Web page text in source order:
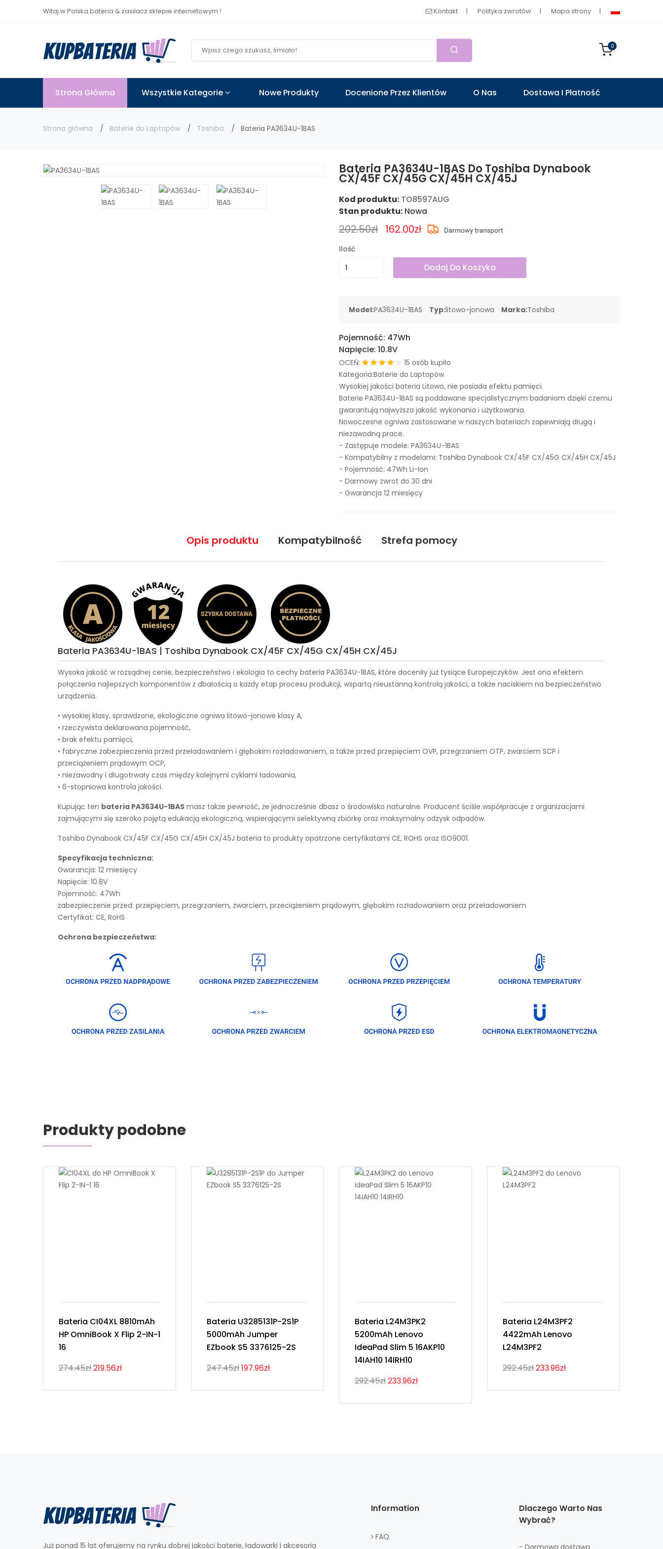
Witaj w Polska bateria & zasilacz sklepie internetowym ! Kontakt Polityka zwrotów Mapa strony
0
Strona Główna Wszystkie Kategorie Nowe Produkty Docenione Przez Klientów O Nas Dostawa I Płatność
Strona główna Baterie do Laptopów Toshiba Bateria PA3634U-1BAS
Bateria PA3634U-1BAS Do Toshiba Dynabook
CX/45F CX/45G CX/45H CX/45J
Kod produktu: TO8597AUG
Stan produktu: Nowa
202.50zł 162.00zł
Ilość
Dodaj Do Koszyka
Model:PA3634U-1BAS Typ:litowo-jonowa Marka:Toshiba
Pojemność: 47Wh
Napięcie: 10.8V
OCEŃ:
15 osób kupiło
Kategoria:Baterie do Laptopów
Wysokiej jakości bateria Litowo, nie posiada efektu pamięci.
Baterie PA3634U-1BAS są poddawane specjalistycznym badaniom dzięki czemu
gwarantują najwyższa jakość wykonania i użytkowania.
Nowoczesne ogniwa zastosowane w naszych bateriach zapewniają długą i
niezawodną prace.
- Zastępuje modele: PA3634U-1BAS
- Kompatybilny z modelami: Toshiba Dynabook CX/45F CX/45G CX/45H CX/45J
- Pojemność: 47Wh Li-Ion
- Darmowy zwrot do 30 dni
- Gwarancja 12 miesięcy
Opis produktu Kompatybilność Strefa pomocy
Bateria PA3634U-1BAS | Toshiba Dynabook CX/45F CX/45G CX/45H CX/45J
Wysoka jakość w rozsądnej cenie, bezpieczeństwo i ekologia to cechy bateria PA3634U-1BAS, które doceniły już tysiące Europejczyków. Jest ona efektem
połączenia najlepszych komponentów z dbałością o każdy etap procesu produkcji, wspartą nieustanną kontrolą jakości, a także naciskiem na bezpieczeństwo
urządzenia.
• wysokiej klasy, sprawdzone, ekologiczne ogniwa litowo-jonowe klasy A,
• rzeczywista deklarowana pojemność,
• brak efektu pamięci,
• fabryczne zabezpieczenia przed przeładowaniem i głębokim rozładowaniem, a także przed przepięciem OVP, przegrzaniem OTP, zwarciem SCP i
przeciążeniem prądowym OCP,
• niezawodny i długotrwały czas między kolejnymi cyklami ładowania,
• 6-stopniowa kontrola jakości.
Kupując ten bateria PA3634U-1BAS masz także pewność, że jednocześnie dbasz o środowisko naturalne. Producent ściśle współpracuje z organizacjami
zajmującymi się szeroko pojętą edukacją ekologiczną, wspierającymi selektywną zbiórkę oraz maksymalny odzysk odpadów.
Toshiba Dynabook CX/45F CX/45G CX/45H CX/45J bateria to produkty opatrzone certyfikatami CE, ROHS oraz ISO9001.
Specyfikacja techniczna:
Gwarancja: 12 miesięcy
Napięcie: 10.8V
Pojemność: 47Wh
zabezpieczenie przed: przepięciem, przegrzaniem, zwarciem, przeciążeniem prądowym, głębokim rozładowaniem oraz przeładowaniem
Certyfikat: CE, RoHS
Ochrona bezpieczeństwa:
Produkty podobne
Bateria CI04XL 8810mAh
HP OmniBook X Flip 2-IN-1
16
274.45zł219.56zł
Bateria U3285131P-2S1P
5000mAh Jumper
EZbook S5 3376125-2S
247.45zł197.96zł
Bateria L24M3PK2
5200mAh Lenovo
IdeaPad Slim 5 16AKP10
14IAH10 14IRH10
292.45zł233.96zł
Bateria L24M3PF2
4422mAh Lenovo
L24M3PF2
292.45zł233.96zł
Już ponad 15 lat oferujemy na rynku dobrej jakości baterie, ładowarki i akcesoria
Information
FAQ
Dlaczego Warto Nas
Wybrać?
- Darmowa dostawa